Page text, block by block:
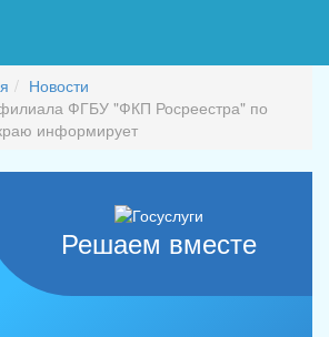
Новости
ФГБУ "ФКП Росреестра" по
информирует
Решаем вместе